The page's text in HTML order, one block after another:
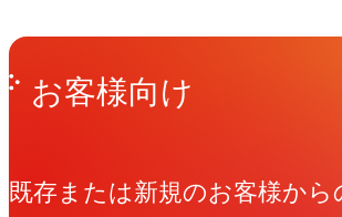
Get in Touchお問い合わせ
お客様向け
既存または新規のお客様から